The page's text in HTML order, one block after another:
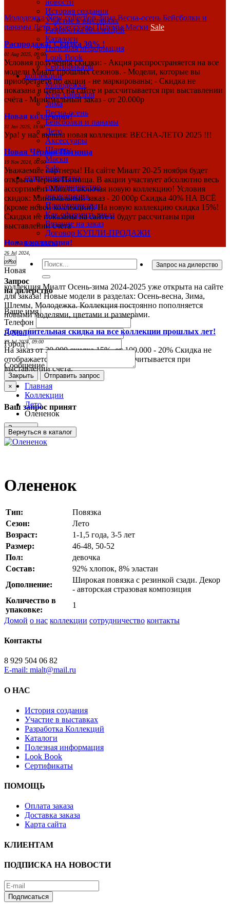
новости
История создания
Участие в выставках
Разработка Коллекций
Каталоги
Полезная информация
Look Book
Сертификаты
коллекции
Молодежка
New collection
Зима
Весна-осень
Бейсболки и панамы
Лето
Аксессуары
Шлемы
Маски
Sale
сотрудничество
сотрудничество
регистрация
Преимущества
Как оформить заказ
Вязание на заказ
Договор КУПЛИ-ПРОДАЖИ
контакты
×
Запрос
на дилерство
Ваше имя
Телефон
E-Mail
Город
Сообщение
Закрыть
Отправить запрос
×
Ваш запрос принят
Закрыть
МолодежкаNew collectionЗимаВесна-осень Бейсболки и
панамы ЛетоАксессуарыШлемыМаски Sale
Распродажа! Скидка 30% !
01 Aug 2025, 09:00
Условия получения скидки: - Акция распространяется на все
модели Миалт прошлых сезонов. - Модели, которые вы
приобретаете по акции - не маркированы; - Скидка не
показана в ценах на сайте и рассчитывается при выставлении
счёта - Минимальный заказ - от 20.000р
Новая коллекция!
31 Jan 2025, 18:00
Ура! у нас вышла новая коллекция: ВЕСНА-ЛЕТО 2025 !!!
Новая Черная Пятница
19 Nov 2024, 00:00
Уважаемые партнеры! На сайте Миалт 20-25 ноября будет
открыта Черная Пятница. В акции участвует абсолютно весь
ассортимент Миалт, включая новую коллекцию! Условия
скидок: Минимальный заказ - 20 000р Скидка 40% НА ВСЁ
(кроме новой коллекции). На новую коллекцию скидка 15%!
Скидки не показаны на сайте и будут рассчитаны при
выставлении счета
Новая коллекция!
26 Jul 2024,
09:00
Новая
коллекция Миалт Осень-зима 2024-2025 уже открыта на сайте
для заказа! Новые модели в разделах: Осень-весна, Зима,
Шлемы, Молодежка. Коллекция постоянно пополняется
новыми моделями, цветами и размерами.
Дополнительная скидка на все коллекции прошлых лет!
23 Jul 2024, 09:00
На заказ от 30.000 скидка 15%, от 100.000 - 20% Скидка не
отображается в ценах на сайте и рассчитывается при
выставлении счета.
Главная
Коллекции
Лето
Олененок
Олененок
Тип:
Повязка
Сезон:
Лето
Возраст:
1-1,5 года, 3-5 лет
Размер:
46-48, 50-52
Пол:
девочка
Состав:
92% хлопок, 8% эластан
Дополнение:
Широкая повязка с резинкой сзади. Декор
- авторская стразовая композиция
Количество в
упаковке:
1
Домой о нас коллекции сотрудничество контакты
Контакты
8 929 504 06 82
E-mail: mialt@mail.ru
О НАС
История создания
Участие в выставках
Разработка Коллекций
Каталоги
Полезная информация
Look Book
Сертификаты
ПОМОЩЬ
Оплата заказа
Доставка заказа
Карта сайта
КЛИЕНТАМ
ПОДПИСКА НА НОВОСТИ